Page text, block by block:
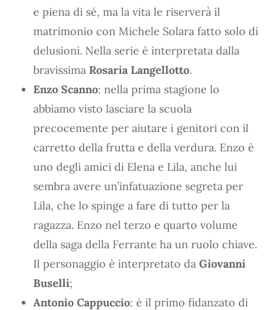
e piena di sé, ma la vita le riserverà il
matrimonio con Michele Solara fatto solo di
delusioni. Nella serie è interpretata dalla
bravissima Rosaria Langellotto.
Enzo Scanno: nella prima stagione lo
abbiamo visto lasciare la scuola
precocemente per aiutare i genitori con il
carretto della frutta e della verdura. Enzo è
uno degli amici di Elena e Lila, anche lui
sembra avere un’infatuazione segreta per
Lila, che lo spinge a fare di tutto per la
ragazza. Enzo nel terzo e quarto volume
della saga della Ferrante ha un ruolo chiave.
Il personaggio è interpretato da Giovanni
Buselli;
Antonio Cappuccio: è il primo fidanzato di